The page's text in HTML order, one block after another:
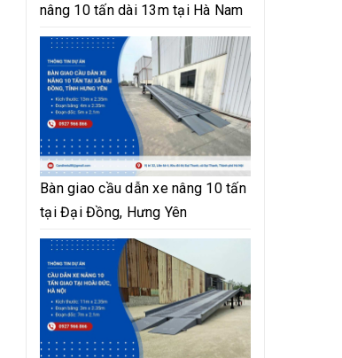
nâng 10 tấn dài 13m tại Hà Nam
Bàn giao cầu dẫn xe nâng 10 tấn
tại Đại Đồng, Hưng Yên